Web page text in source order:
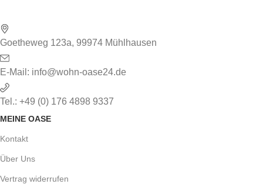
Goetheweg 123a, 99974 Mühlhausen
E-Mail: info@wohn-oase24.de
Tel.: +49 (0) 176 4898 9337
MEINE OASE
Kontakt
Über Uns
Vertrag widerrufen